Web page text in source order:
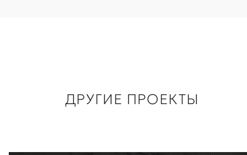
ДРУГИЕ ПРОЕКТЫ